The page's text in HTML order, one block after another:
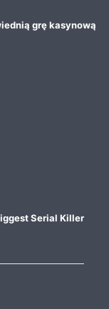
grę kasynową
Serial Killer